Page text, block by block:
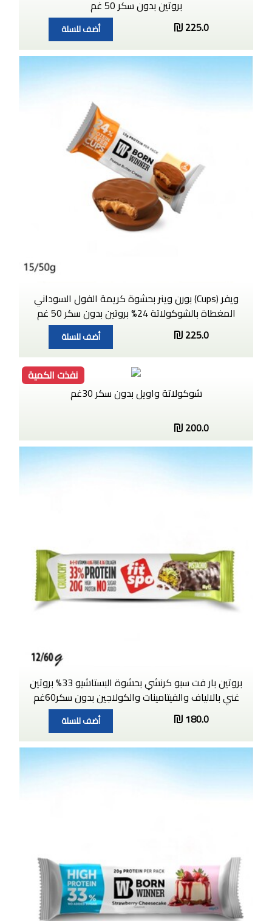
بروتين بدون سكر 50 غم
225.0
أضف للسلة
ويفر (Cups) بورن وينر بحشوة كريمة الفول السوداني
المغطاة بالشوكولاتة 24% بروتين بدون سكر 50 غم
225.0
أضف للسلة
نفذت الكمية
شوكولاتة واويل بدون سكر 30غم
200.0
بروتين بار فت سبو كرنشي بحشوة البستاشيو 33% بروتين
غني بالالياف والفيتامينات والكولاجين بدون سكر60غم
180.0
أضف للسلة